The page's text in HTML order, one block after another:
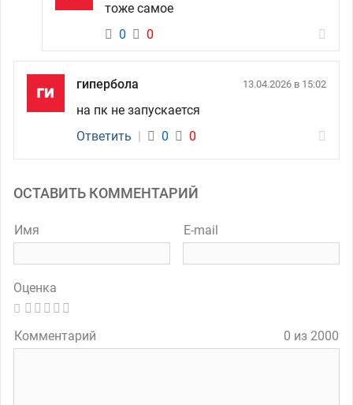
тоже самое
0
0
гипербола 13.04.2026 в 15:02
на пк не запускается
Ответить | 0 0
ОСТАВИТЬ КОММЕНТАРИЙ
Имя E-mail
Оценка
Комментарий 0 из 2000